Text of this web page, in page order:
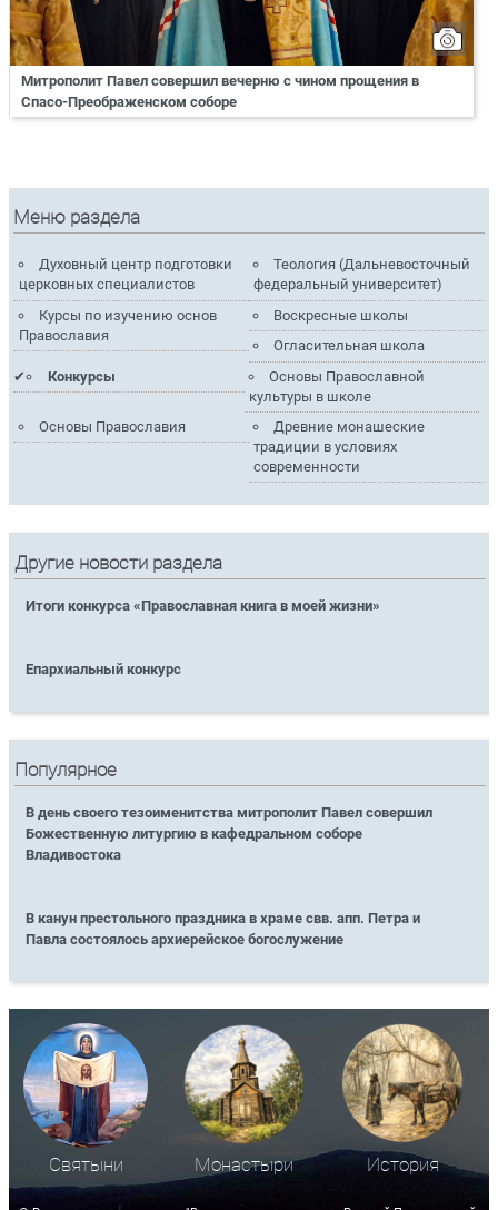
Митрополит Павел совершил вечерню с чином прощения в
Спасо-Преображенском соборе
Меню раздела
Духовный центр подготовки
церковных специалистов
Теология (Дальневосточный
федеральный университет)
Курсы по изучению основ
Православия
Воскресные школы
Огласительная школа
Конкурсы
Основы Православной
культуры в школе
Основы Православия
Древние монашеские
традиции в условиях
современности
Другие новости раздела
Итоги конкурса «Православная книга в моей жизни»
Епархиальный конкурс
Популярное
В день своего тезоименитства митрополит Павел совершил
Божественную литургию в кафедральном соборе
Владивостока
В канун престольного праздника в храме свв. апп. Петра и
Павла состоялось архиерейское богослужение
Святыни Монастыри История